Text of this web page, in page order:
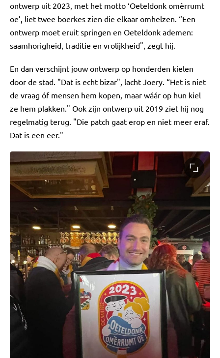
ontwerp uit 2023, met het motto ‘Oeteldonk omèrrumt
oe’, liet twee boerkes zien die elkaar omhelzen. “Een
ontwerp moet eruit springen en Oeteldonk ademen:
saamhorigheid, traditie en vrolijkheid", zegt hij.
En dan verschijnt jouw ontwerp op honderden kielen
door de stad. "Dat is echt bizar", lacht Joery. “Het is niet
de vraag óf mensen hem kopen, maar wáár op hun kiel
ze hem plakken." Ook zijn ontwerp uit 2019 ziet hij nog
regelmatig terug. "Die patch gaat erop en niet meer eraf.
Dat is een eer."